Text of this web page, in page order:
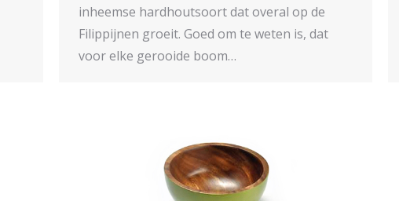
inheemse hardhoutsoort dat overal op de
Filippijnen groeit. Goed om te weten is, dat
voor elke gerooide boom…